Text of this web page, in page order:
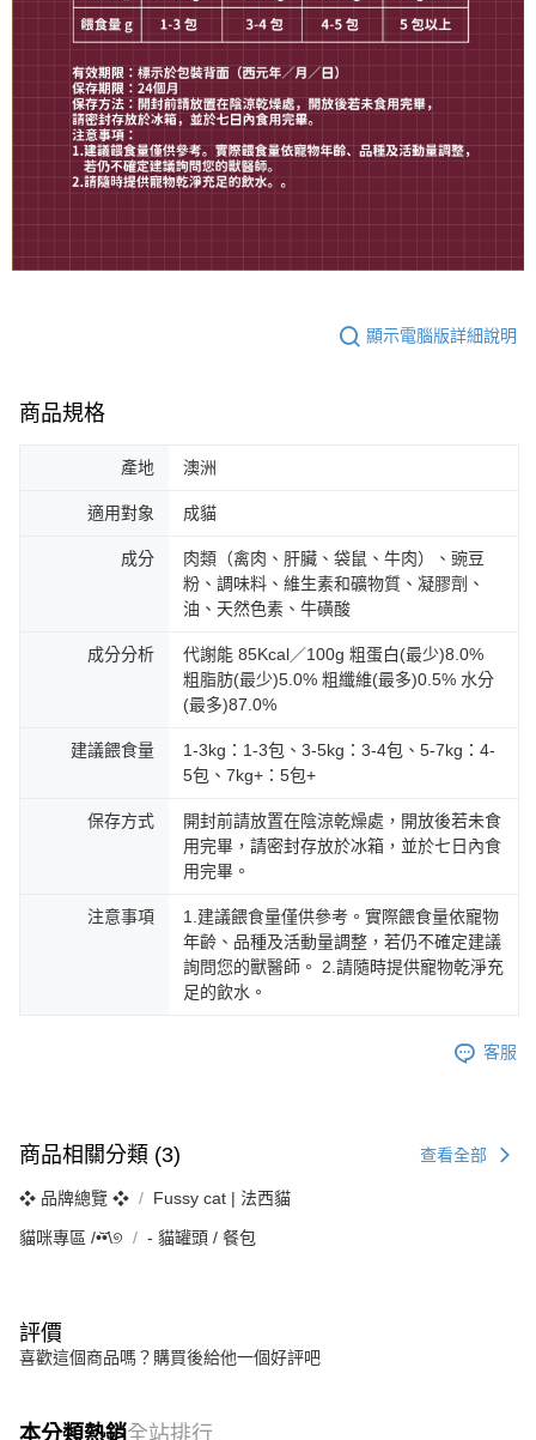
顯示電腦版詳細說明
商品規格
產地 澳洲
適用對象 成貓
成分
肉類（禽肉、肝臟、袋鼠、牛肉）、豌豆
粉、調味料、維生素和礦物質、凝膠劑、
油、天然色素、牛磺酸
成分分析
代謝能 85Kcal／100g 粗蛋白(最少)8.0%
粗脂肪(最少)5.0% 粗纖維(最多)0.5% 水分
(最多)87.0%
建議餵食量
1-3kg：1-3包、3-5kg：3-4包、5-7kg：4-
5包、7kg+：5包+
保存方式
開封前請放置在陰涼乾燥處，開放後若未食
用完畢，請密封存放於冰箱，並於七日內食
用完畢。
注意事項
1.建議餵食量僅供參考。實際餵食量依寵物
年齡、品種及活動量調整，若仍不確定建議
詢問您的獸醫師。 2.請隨時提供寵物乾淨充
足的飲水。
客服
商品相關分類 (3) 查看全部
❖ 品牌總覽 ❖ Fussy cat | 法西貓
貓咪專區 /•᷅‎‎•᷄\୭ ‐ 貓罐頭 / 餐包
評價
喜歡這個商品嗎？購買後給他一個好評吧
本分類熱銷全站排行